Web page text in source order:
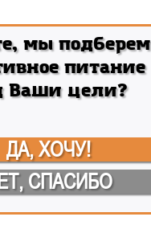
мы подберем
питание
Ваши цели?
ДА, ХОЧУ!
СПАСИБО